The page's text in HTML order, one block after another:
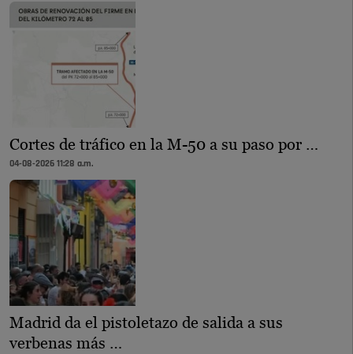
Cortes de tráfico en la M-50 a su paso por …
04-08-2026 11:28 a.m.
Madrid da el pistoletazo de salida a sus
verbenas más …